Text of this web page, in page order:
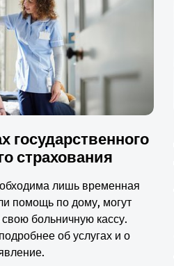
государственного
страхования
лишь временная
помощь по дому, могут
свою больничную кассу.
об услугах и о